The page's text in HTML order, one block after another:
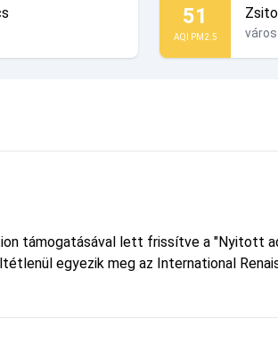
51
AQI PM2.5 város
támogatásával lett frissítve a "Nyitott
egyezik meg az International